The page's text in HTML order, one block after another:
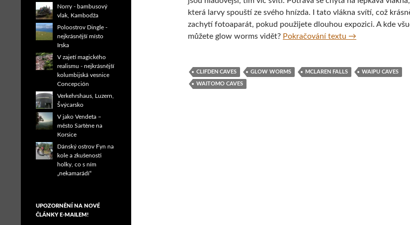
která larvy spouští ze svého hnízda. I tato vlákna svítí, což
zachytí fotoaparát, pokud použijete dlouhou expozici. A kde
můžete glow worms vidět? Pokračování textu Co jsou glow
→
CLIFDEN CAVES GLOW WORMS MCLAREN FALLS WAIPU CAVES
WAITOMO CAVES
Norry - bambusový
vlak, Kambodža
Poloostrov Dingle -
nejkrásnější místo
Irska
V zajetí magického
realismu - nejkrásnější
kolumbijská vesnice
Concepción
Verkehrshaus, Luzern,
Švýcarsko
V jako Vendeta –
město Sartène na
Korsice
Dánský ostrov Fyn na
kole a zkušenosti
holky, co s ním
„nekamarádí“
UPOZORNĚNÍ NA NOVÉ
ČLÁNKY E-MAILEM!